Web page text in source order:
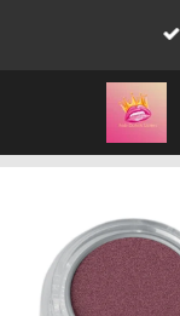
hoofdinhoud